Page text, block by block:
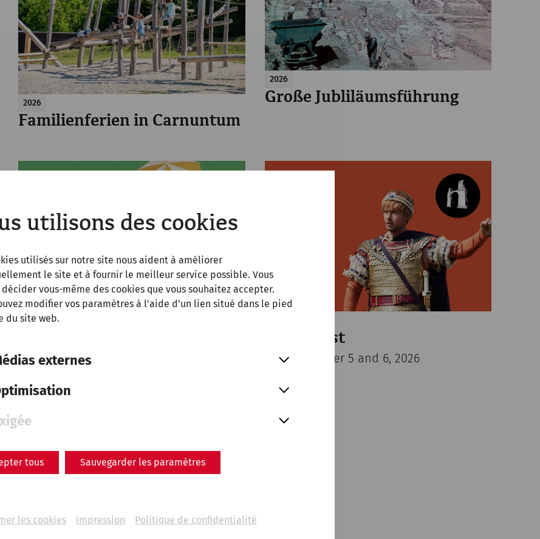
utilisons des cookies
utilisés sur notre site nous aident à améliorer
le site et à fournir le meilleur service possible. Vous
décider vous-même des cookies que vous souhaitez accepter.
modifier vos paramètres à l’aide d’un lien situé dans le pied
du site web.
externes
tous Sauvegarder les paramètres
les cookies Impression Politique de confidentialité
2026
Familienferien in Carnuntum
2026
Große Jubliläumsführung
Ferragosto
Römerfest
On September 5 and 6, 2026